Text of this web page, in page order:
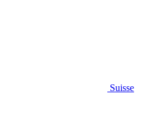
Suisse